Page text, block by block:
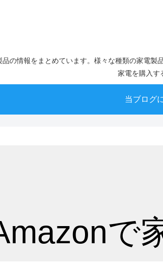
品の情報をまとめています。様々な種類の家電
家電を購入す
当ブログ
で